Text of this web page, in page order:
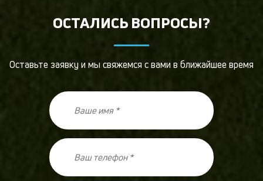
ОСТАЛИСЬ ВОПРОСЫ?
Оставьте заявку и мы свяжемся с вами в ближайшее время